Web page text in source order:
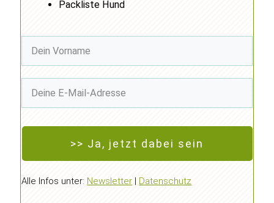
Packliste Hund
>> Ja, jetzt dabei sein
Alle Infos unter: Newsletter | Datenschutz